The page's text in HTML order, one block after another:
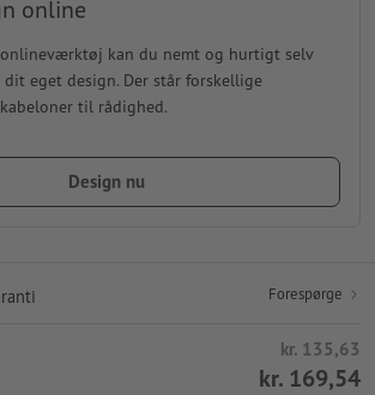
online
kan du nemt og hurtigt selv
eget design. Der står forskellige
til rådighed.
Design nu
Forespørge
kr. 135,63
kr. 169,54